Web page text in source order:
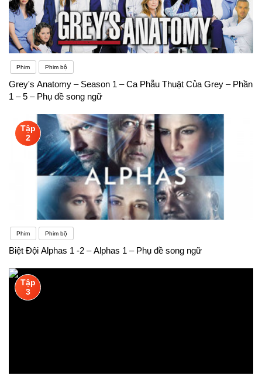
Phim Phim bộ
Grey's Anatomy – Season 1 – Ca Phẫu Thuật Của Grey – Phần
1 – 5 – Phụ đề song ngữ
Tập
2
Phim Phim bộ
Biệt Đội Alphas 1 -2 – Alphas 1 – Phụ đề song ngữ
Tập
3